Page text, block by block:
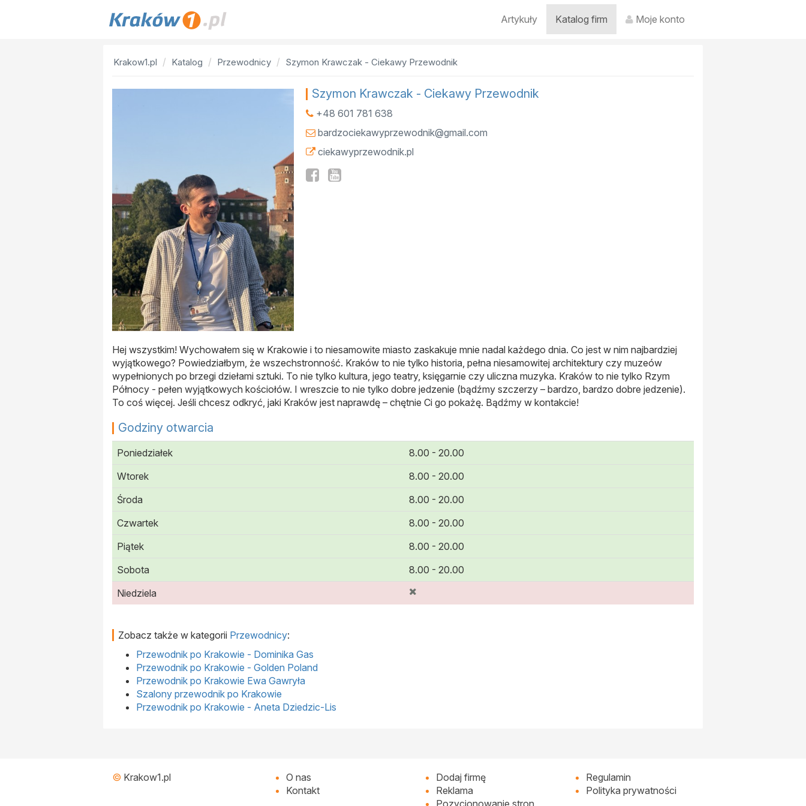
Artykuły Katalog firm Moje konto
Krakow1.pl Katalog Przewodnicy Szymon Krawczak - Ciekawy Przewodnik
Szymon Krawczak - Ciekawy Przewodnik
+48 601 781 638
bardzociekawyprzewodnik@gmail.com
ciekawyprzewodnik.pl
Hej wszystkim! Wychowałem się w Krakowie i to niesamowite miasto zaskakuje mnie nadal każdego dnia. Co jest w nim najbardziej
wyjątkowego? Powiedziałbym, że wszechstronność. Kraków to nie tylko historia, pełna niesamowitej architektury czy muzeów
wypełnionych po brzegi dziełami sztuki. To nie tylko kultura, jego teatry, księgarnie czy uliczna muzyka. Kraków to nie tylko Rzym
Północy - pełen wyjątkowych kościołów. I wreszcie to nie tylko dobre jedzenie (bądźmy szczerzy – bardzo, bardzo dobre jedzenie).
To coś więcej. Jeśli chcesz odkryć, jaki Kraków jest naprawdę – chętnie Ci go pokażę. Bądźmy w kontakcie!
Godziny otwarcia
Poniedziałek
8.00 - 20.00
Wtorek
8.00 - 20.00
Środa
8.00 - 20.00
Czwartek
8.00 - 20.00
Piątek
8.00 - 20.00
Sobota
8.00 - 20.00
Niedziela
Zobacz także w kategorii Przewodnicy:
Przewodnik po Krakowie - Dominika Gas
Przewodnik po Krakowie - Golden Poland
Przewodnik po Krakowie Ewa Gawryła
Szalony przewodnik po Krakowie
Przewodnik po Krakowie - Aneta Dziedzic-Lis
© Krakow1.pl
O nas
Kontakt
Dodaj firmę
Reklama
Regulamin
Polityka prywatności